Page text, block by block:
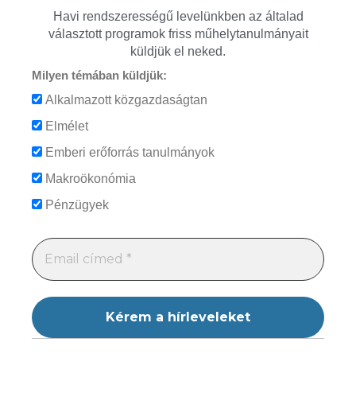
Havi rendszerességű levelünkben az általad
választott programok friss műhelytanulmányait
küldjük el neked.
Milyen témában küldjük:
Alkalmazott közgazdaságtan
Elmélet
Emberi erőforrás tanulmányok
Makroökonómia
Pénzügyek